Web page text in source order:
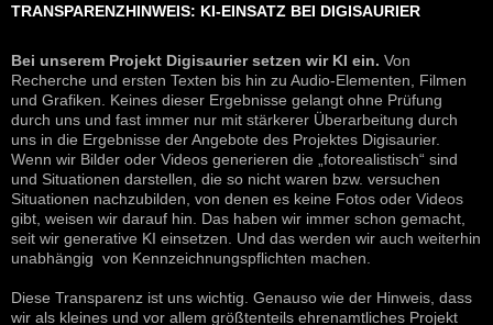
TRANSPARENZHINWEIS: KI-EINSATZ BEI DIGISAURIER
Bei unserem Projekt Digisaurier setzen wir KI ein. Von
Recherche und ersten Texten bis hin zu Audio-Elementen, Filmen
und Grafiken. Keines dieser Ergebnisse gelangt ohne Prüfung
durch uns und fast immer nur mit stärkerer Überarbeitung durch
uns in die Ergebnisse der Angebote des Projektes Digisaurier.
Wenn wir Bilder oder Videos generieren die „fotorealistisch“ sind
und Situationen darstellen, die so nicht waren bzw. versuchen
Situationen nachzubilden, von denen es keine Fotos oder Videos
gibt, weisen wir darauf hin. Das haben wir immer schon gemacht,
seit wir generative KI einsetzen. Und das werden wir auch weiterhin
unabhängig von Kennzeichnungspflichten machen.
Diese Transparenz ist uns wichtig. Genauso wie der Hinweis, dass
wir als kleines und vor allem größtenteils ehrenamtliches Projekt